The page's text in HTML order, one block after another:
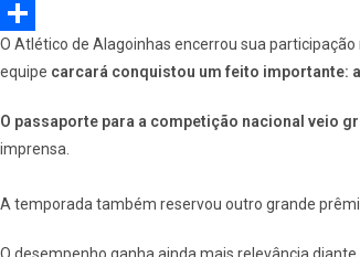
e
b
o
k
e
l
g
r
W
h
t
s
S
a
r
O Atlético de Alagoinhas encerrou sua participação
equipe carcará conquistou um feito importante:
O passaporte para a competição nacional veio
imprensa.
A temporada também reservou outro grande